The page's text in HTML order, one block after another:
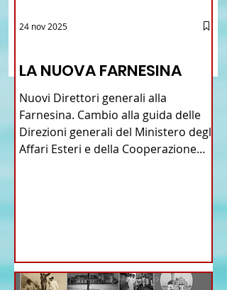
Brasile La Storia del
Scrivi un commento...
LA NUOVA FARNESINA
Nuovi Direttori generali alla
Farnesina. Cambio alla guida delle
Direzioni generali del Ministero degli
Affari Esteri e della Cooperazione
24 nov 2025